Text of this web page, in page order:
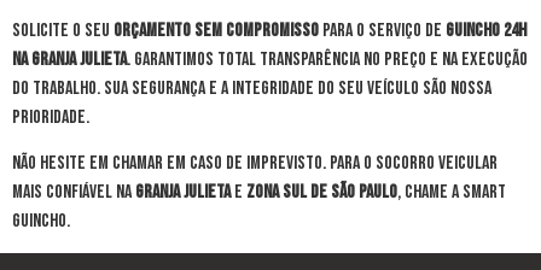
Solicite o seu orçamento sem compromisso para o serviço de guincho 24h
na Granja Julieta. Garantimos total transparência no preço e na execução
do trabalho. Sua segurança e a integridade do seu veículo são nossa
prioridade.
Não hesite em chamar em caso de imprevisto. Para o socorro veicular
mais confiável naGranja Julietae Zona Sul de São Paulo, chame a Smart
Guincho.